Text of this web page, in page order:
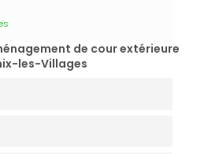
de cour extérieure
les-Villages